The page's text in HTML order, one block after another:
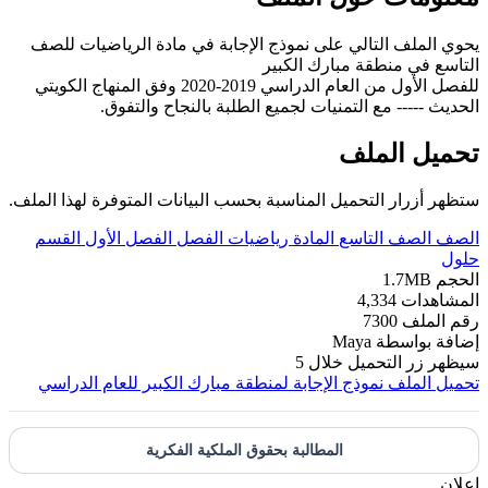
يحوي الملف التالي على نموذج الإجابة في مادة الرياضيات للصف
التاسع في منطقة مبارك الكبير
للفصل الأول من العام الدراسي 2019-2020 وفق المنهاج الكويتي
الحديث ----- مع التمنيات لجميع الطلبة بالنجاح والتفوق.
تحميل الملف
ستظهر أزرار التحميل المناسبة بحسب البيانات المتوفرة لهذا الملف.
الصف الصف التاسع المادة رياضيات الفصل الفصل الأول
القسم
حلول
الحجم 1.7MB
المشاهدات 4,334
رقم الملف 7300
إضافة بواسطة Maya
سيظهر زر التحميل خلال 5
تحميل الملف نموذج الإجابة لمنطقة مبارك الكبير للعام الدراسي
المطالبة بحقوق الملكية الفكرية